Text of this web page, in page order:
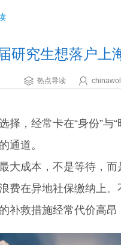
研究生想落户上
热点导读
，经常卡在“身份”与“
通道。
成本，不是等待，而
费在异地社保缴纳上。
补救措施经常代价高昂